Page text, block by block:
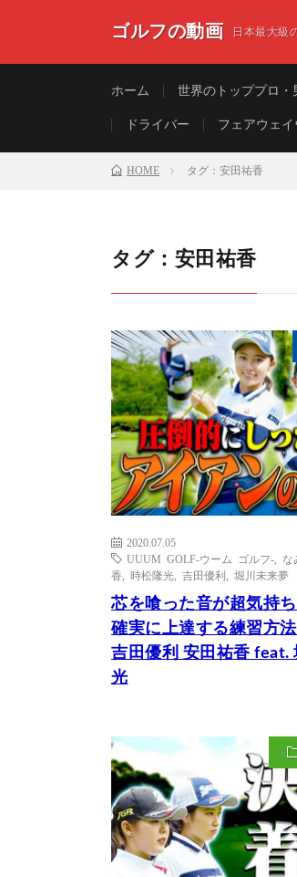
ゴルフの動画 日本最大級
ホーム 世界のトッププロ・
ドライバー フェアウェイ
HOME タグ：安田祐香
タグ：安田祐香
2020.07.05
UUUM GOLF-ウーム ゴルフ-
な
香
時松隆光 吉田優利 堀川未来夢
芯を喰った音が超気持
確実に上達する練習方
吉田優利 安田祐香 feat.
光